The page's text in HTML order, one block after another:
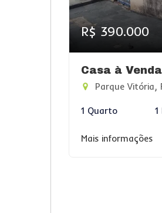
R$ 390.000
Casa à
Parque Vitória,
1 Quarto 1
Mais informações